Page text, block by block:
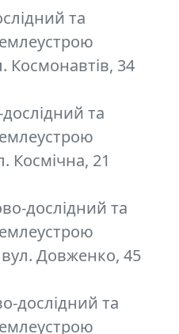
та
Космонавтів, 34
та
Космічна, 21
дослідний та
Довженко, 45
дослідний та